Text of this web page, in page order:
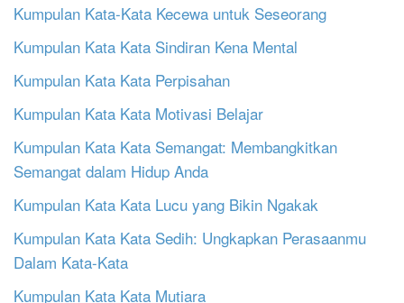
Kumpulan Kata-Kata Kecewa untuk Seseorang
Kumpulan Kata Kata Sindiran Kena Mental
Kumpulan Kata Kata Perpisahan
Kumpulan Kata Kata Motivasi Belajar
Kumpulan Kata Kata Semangat: Membangkitkan
Semangat dalam Hidup Anda
Kumpulan Kata Kata Lucu yang Bikin Ngakak
Kumpulan Kata Kata Sedih: Ungkapkan Perasaanmu
Dalam Kata-Kata
Kumpulan Kata Kata Mutiara